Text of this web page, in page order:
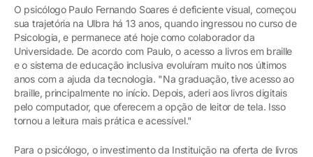
O psicólogo Paulo Fernando Soares é deficiente visual, começou
sua trajetória na Ulbra há 13 anos, quando ingressou no curso de
Psicologia, e permanece até hoje como colaborador da
Universidade. De acordo com Paulo, o acesso a livros em braille
e o sistema de educação inclusiva evoluíram muito nos últimos
anos com a ajuda da tecnologia. "Na graduação, tive acesso ao
braille, principalmente no início. Depois, aderi aos livros digitais
pelo computador, que oferecem a opção de leitor de tela. Isso
tornou a leitura mais prática e acessível."
Para o psicólogo, o investimento da Instituição na oferta de livros